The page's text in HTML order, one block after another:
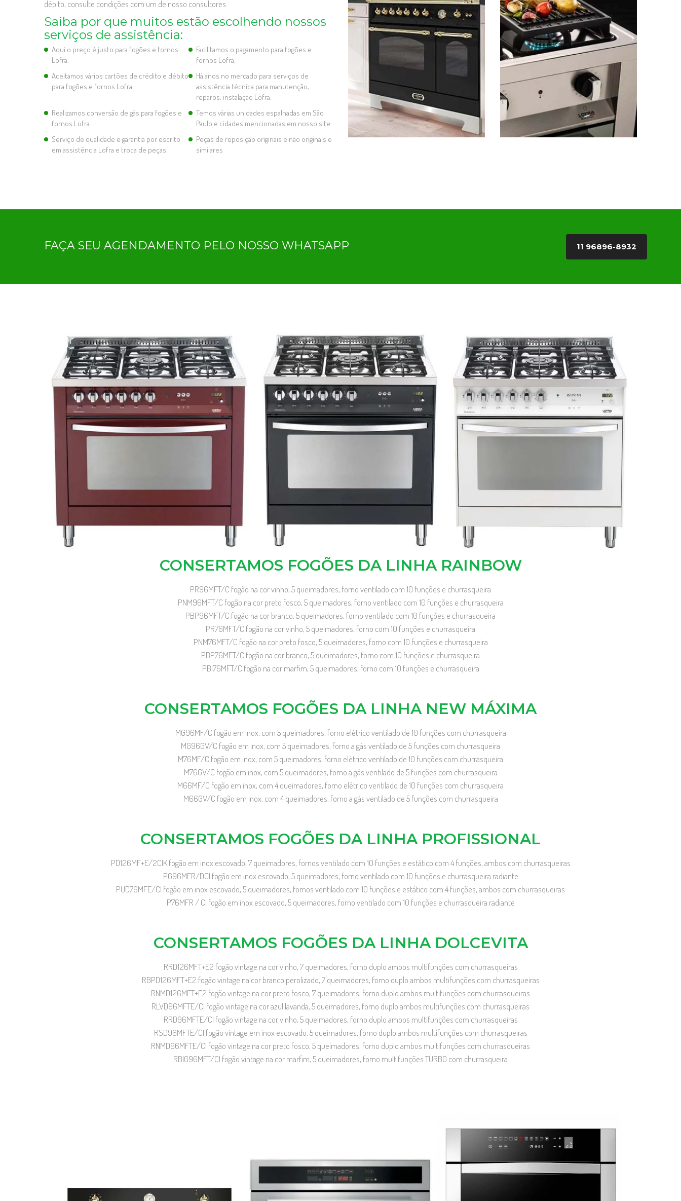
débito, consulte condições com um de nosso consultores.
Saiba por que muitos estão escolhendo nossos
serviços de assistência:
Aqui o preço é justo para fogões e fornos
Lofra.
Facilitamos o pagamento para fogões e
fornos Lofra.
Aceitamos vários cartões de crédito e débito
para fogões e fornos Lofra.
Há anos no mercado para serviços de
assistência técnica para manutenção,
reparos, instalação Lofra.
Realizamos conversão de gás para fogões e
fornos Lofra.
Temos várias unidades espalhadas em São
Paulo e cidades mencionadas em nosso site.
Serviço de qualidade e garantia por escrito
em assistência Lofra e troca de peças.
Peças de reposição originais e não originais e
similares
FAÇA SEU AGENDAMENTO PELO NOSSO WHATSAPP 11 96896-8932
CONSERTAMOS FOGÕES DA LINHA RAINBOW
PR96MFT/C fogão na cor vinho, 5 queimadores, forno ventilado com 10 funções e churrasqueira
PNM96MFT/C fogão na cor preto fosco, 5 queimadores, forno ventilado com 10 funções e churrasqueira
PBP96MFT/C fogão na cor branco, 5 queimadores, forno ventilado com 10 funções e churrasqueira
PR76MFT/C fogão na cor vinho, 5 queimadores, forno com 10 funções e churrasqueira
PNM76MFT/C fogão na cor preto fosco, 5 queimadores, forno com 10 funções e churrasqueira
PBP76MFT/C fogão na cor branco, 5 queimadores, forno com 10 funções e churrasqueira
PBI76MFT/C fogão na cor marfim, 5 queimadores, forno com 10 funções e churrasqueira
CONSERTAMOS FOGÕES DA LINHA NEW MÁXIMA
MG96MF/C fogão em inox, com 5 queimadores, forno elétrico ventilado de 10 funções com churrasqueira
MG96GV/C fogão em inox, com 5 queimadores, forno a gás ventilado de 5 funções com churrasqueira
M76MF/C fogão em inox, com 5 queimadores, forno elétrico ventilado de 10 funções com churrasqueira
M76GV/C fogão em inox, com 5 queimadores, forno a gás ventilado de 5 funções com churrasqueira
M66MF/C fogão em inox, com 4 queimadores, forno elétrico ventilado de 10 funções com churrasqueira
M66GV/C fogão em inox, com 4 queimadores, forno a gás ventilado de 5 funções com churrasqueira
CONSERTAMOS FOGÕES DA LINHA PROFISSIONAL
PD126MF+E/2CIK fogão em inox escovado, 7 queimadores, fornos ventilado com 10 funções e estático com 4 funções, ambos com churrasqueiras
PG96MFR/DCI fogão em inox escovado, 5 queimadores, forno ventilado com 10 funções e churrasqueira radiante
PUD76MFE/CI fogão em inox escovado, 5 queimadores, fornos ventilado com 10 funções e estático com 4 funções, ambos com churrasqueiras
P76MFR / CI fogão em inox escovado, 5 queimadores, forno ventilado com 10 funções e churrasqueira radiante
CONSERTAMOS FOGÕES DA LINHA DOLCEVITA
RRD126MFT+E2 fogão vintage na cor vinho, 7 queimadores, forno duplo ambos multifunções com churrasqueiras
RBPD126MFT+E2 fogão vintage na cor branco perolizado, 7 queimadores, forno duplo ambos multifunções com churrasqueiras
RNMD126MFT+E2 fogão vintage na cor preto fosco, 7 queimadores, forno duplo ambos multifunções com churrasqueiras
RLVD96MFTE/CI fogão vintage na cor azul lavanda, 5 queimadores, forno duplo ambos multifunções com churrasqueiras
RRD96MFTE/CI fogão vintage na cor vinho, 5 queimadores, forno duplo ambos multifunções com churrasqueiras
RSD96MFTE/CI fogão vintage em inox escovado, 5 queimadores, forno duplo ambos multifunções com churrasqueiras
RNMD96MFTE/CI fogão vintage na cor preto fosco, 5 queimadores, forno duplo ambos multifunções com churrasqueiras
RBIG96MFT/CI fogão vintage na cor marfim, 5 queimadores, forno multifunções TURBO com churrasqueira